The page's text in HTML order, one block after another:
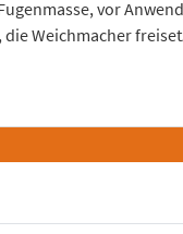
vor
Weichmacher